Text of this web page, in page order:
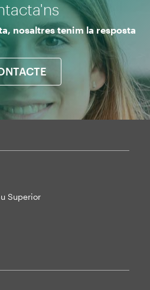
nosaltres tenim la resposta
Superior